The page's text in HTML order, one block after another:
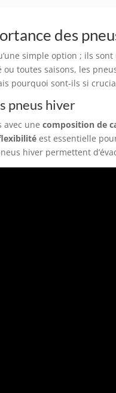
des
simple option ; ils sont
ou toutes saisons, les
pourquoi sont-ils si
pneus hiver
avec unecomposition de
est essentielle
hiver permettent